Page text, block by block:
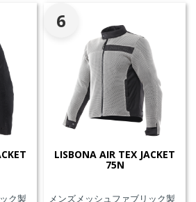
ク製
6
LISBONA AIR TEX JACKET
75N
メンズメッシュファブリック製